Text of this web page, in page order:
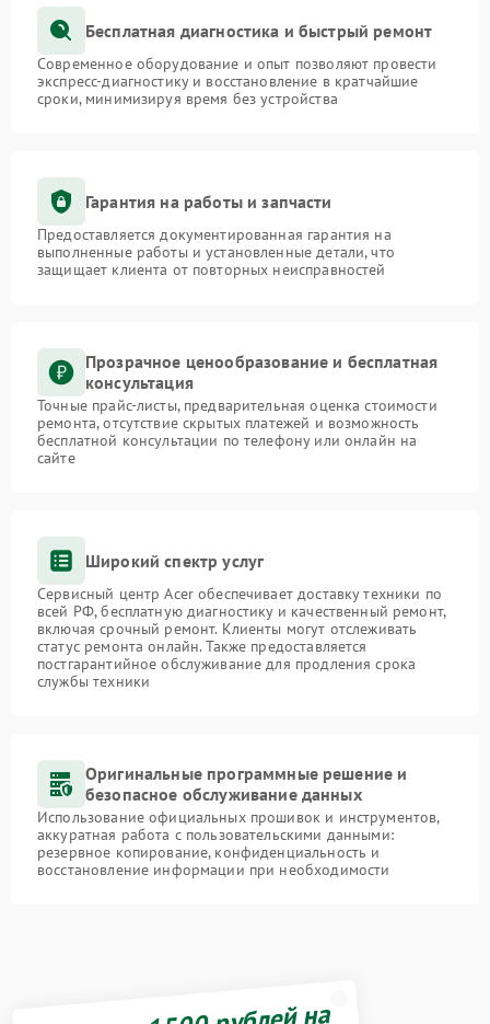
Бесплатная диагностика и быстрый ремонт
Современное оборудование и опыт позволяют провести
экспресс-диагностику и восстановление в кратчайшие
сроки, минимизируя время без устройства
Гарантия на работы и запчасти
Предоставляется документированная гарантия на
выполненные работы и установленные детали, что
защищает клиента от повторных неисправностей
Прозрачное ценообразование и бесплатная
консультация
Точные прайс-листы, предварительная оценка стоимости
ремонта, отсутствие скрытых платежей и возможность
бесплатной консультации по телефону или онлайн на
сайте
Широкий спектр услуг
Сервисный центр Acer обеспечивает доставку техники по
всей РФ, бесплатную диагностику и качественный ремонт,
включая срочный ремонт. Клиенты могут отслеживать
статус ремонта онлайн. Также предоставляется
постгарантийное обслуживание для продления срока
службы техники
Оригинальные программные решение и
безопасное обслуживание данных
Использование официальных прошивок и инструментов,
аккуратная работа с пользовательскими данными:
резервное копирование, конфиденциальность и
восстановление информации при необходимости